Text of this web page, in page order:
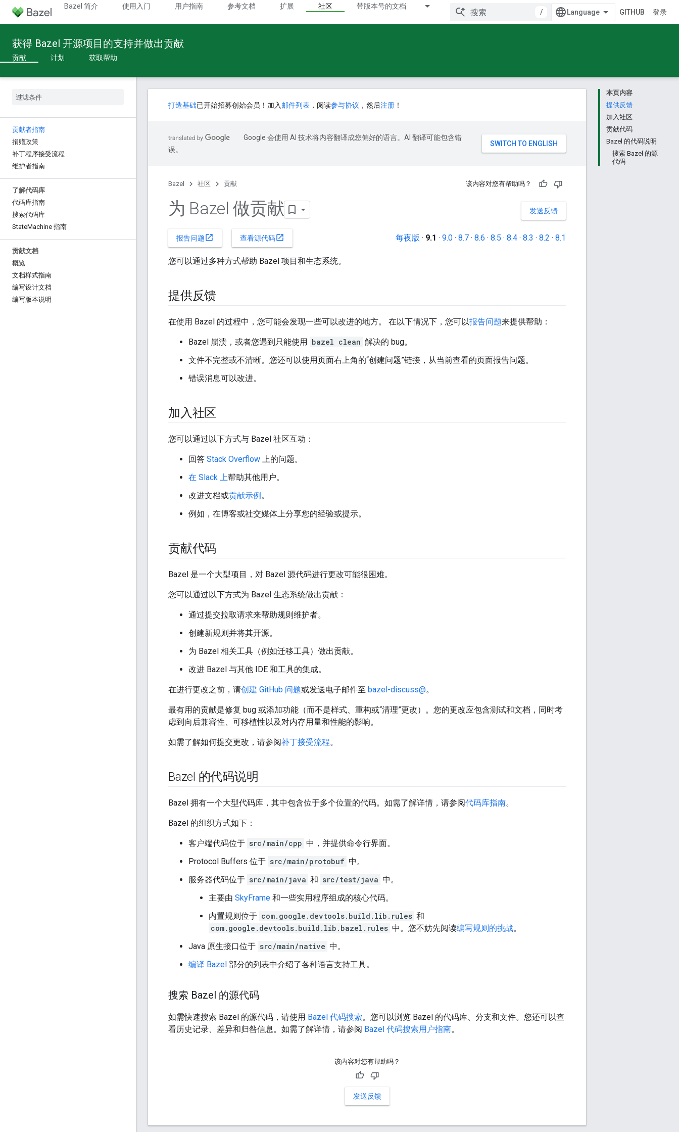
Bazel 简介 使用入门 用户指南 参考文档 扩展 社区 带版本号的文档
/ GITHUB 登录
获得 Bazel 开源项目的支持并做出贡献
贡献 计划 获取帮助
贡献者指南
捐赠政策
补丁程序接受流程
维护者指南
了解代码库
代码库指南
搜索代码库
StateMachine 指南
贡献文档
概览
文档样式指南
编写设计文档
编写版本说明
本页内容
提供反馈
加入社区
贡献代码
Bazel 的代码说明
搜索 Bazel 的源
代码
打造基础已开始招募创始会员！加入 邮件列表 ，阅读参与协议 ，然后注册 ！
Google 会使用 AI 技术将内容翻译成您偏好的语言。AI 翻译可能包含错
误。
Bazel 社区 贡献 该内容对您有帮助吗？
发送反馈
为 Bazel 做贡献
报告问题 open_in_new 查看源代码open_in_new 每夜版 · 9.1 · 9.0 · 8.7 · 8.6 · 8.5 · 8.4 · 8.3 · 8.2 · 8.1
您可以通过多种方式帮助 Bazel 项目和生态系统。
提供反馈
在使用 Bazel 的过程中，您可能会发现一些可以改进的地方。 在以下情况下，您可以报告问题来提供帮助：
Bazel 崩溃，或者您遇到只能使用 bazel clean 解决的 bug。
文件不完整或不清晰。您还可以使用页面右上角的“创建问题”链接，从当前查看的页面报告问题。
错误消息可以改进。
加入社区
您可以通过以下方式与 Bazel 社区互动：
回答 Stack Overflow 上的问题。
在 Slack 上帮助其他用户。
改进文档或贡献示例。
例如，在博客或社交媒体上分享您的经验或提示。
贡献代码
Bazel 是一个大型项目，对 Bazel 源代码进行更改可能很困难。
您可以通过以下方式为 Bazel 生态系统做出贡献：
通过提交拉取请求来帮助规则维护者。
创建新规则并将其开源。
为 Bazel 相关工具（例如迁移工具）做出贡献。
改进 Bazel 与其他 IDE 和工具的集成。
在进行更改之前，请创建 GitHub 问题或发送电子邮件至 bazel-discuss@。
最有用的贡献是修复 bug 或添加功能（而不是样式、重构或“清理”更改）。您的更改应包含测试和文档，同时考
虑到向后兼容性、可移植性以及对内存用量和性能的影响。
如需了解如何提交更改，请参阅补丁接受流程。
Bazel 的代码说明
Bazel 拥有一个大型代码库，其中包含位于多个位置的代码。如需了解详情，请参阅代码库指南。
Bazel 的组织方式如下：
客户端代码位于 src/main/cpp 中，并提供命令行界面。
Protocol Buffers 位于 src/main/protobuf 中。
服务器代码位于 src/main/java 和 src/test/java 中。
主要由 SkyFrame 和一些实用程序组成的核心代码。
内置规则位于 com.google.devtools.build.lib.rules 和
com.google.devtools.build.lib.bazel.rules 中。您不妨先阅读编写规则的挑战。
Java 原生接口位于 src/main/native 中。
编译 Bazel 部分的列表中介绍了各种语言支持工具。
搜索 Bazel 的源代码
如需快速搜索 Bazel 的源代码，请使用 Bazel 代码搜索。您可以浏览 Bazel 的代码库、分支和文件。您还可以查
看历史记录、差异和归咎信息。如需了解详情，请参阅 Bazel 代码搜索用户指南。
该内容对您有帮助吗？
发送反馈